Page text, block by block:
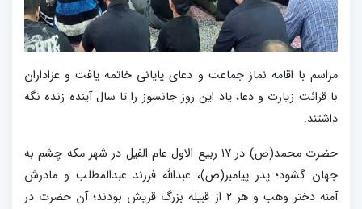
مراسم با اقامه نماز جماعت و دعای پایانی خاتمه یافت و عزاداران
با قرائت زیارت و دعا، یاد این روز جانسوز را تا سال آینده زنده نگه
داشتند.
حضرت محمد(ص) در ۱۷ ربیع الاول عام الفیل در شهر مکه چشم به
جهان گشود؛ پدر پیامبر(ص)، عبدالله فرزند عبدالمطلب و مادرش
آمنه دختر وهب و هر ۲ از قبیله بزرگ قریش بودند؛ آن حضرت در